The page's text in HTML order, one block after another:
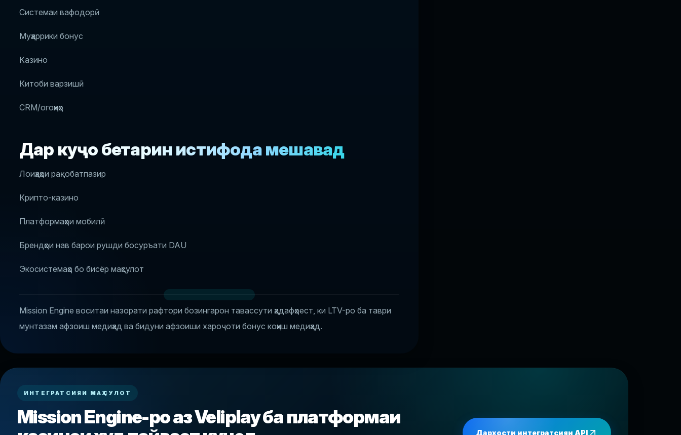
Системаи вафодорӣ
Муҳаррики бонус
Казино
Китоби варзишӣ
CRM/огоҳиҳо
Дар куҷо беҳтарин истифода мешавад
Лоиҳаҳои рақобатпазир
Крипто-казино
Платформаҳои мобилӣ
Брендҳои нав барои рушди босуръати DAU
Экосистемаҳо бо бисёр маҳсулот
Mission Engine воситаи назорати рафтори бозингарон тавассути ҳадафҳоест, ки LTV-ро ба таври
мунтазам афзоиш медиҳад ва бидуни афзоиши хароҷоти бонус коҳиш медиҳад.
ИНТЕГРАТСИЯИ МАҲСУЛОТ
Mission Engine-ро аз Veliplay ба платформаи
Дархости интегратсияи API